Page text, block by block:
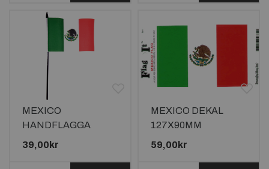
MEXICO
HANDFLAGGA
15X10CM
39,00kr
MEXICO DEKAL
127X90MM
59,00kr